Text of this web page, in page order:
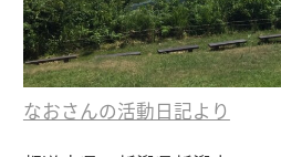
なおさんの活動日記より